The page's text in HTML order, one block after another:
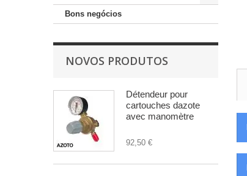
Bons negócios
NOVOS PRODUTOS
Détendeur pour
cartouches dazote
avec manomètre
92,50 €